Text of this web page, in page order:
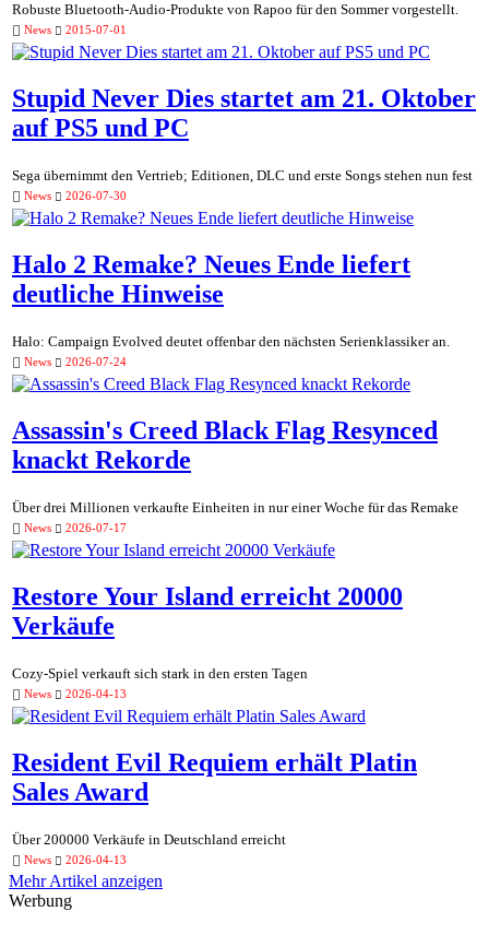
Robuste Bluetooth-Audio-Produkte von Rapoo für den Sommer vorgestellt.
News 2015-07-01
Stupid Never Dies startet am 21. Oktober
auf PS5 und PC
Sega übernimmt den Vertrieb; Editionen, DLC und erste Songs stehen nun fest
News 2026-07-30
Halo 2 Remake? Neues Ende liefert
deutliche Hinweise
Halo: Campaign Evolved deutet offenbar den nächsten Serienklassiker an.
News 2026-07-24
Assassin's Creed Black Flag Resynced
knackt Rekorde
Über drei Millionen verkaufte Einheiten in nur einer Woche für das Remake
News 2026-07-17
Restore Your Island erreicht 20000
Verkäufe
Cozy-Spiel verkauft sich stark in den ersten Tagen
News 2026-04-13
Resident Evil Requiem erhält Platin
Sales Award
Über 200000 Verkäufe in Deutschland erreicht
News 2026-04-13
Mehr Artikel anzeigen
Werbung